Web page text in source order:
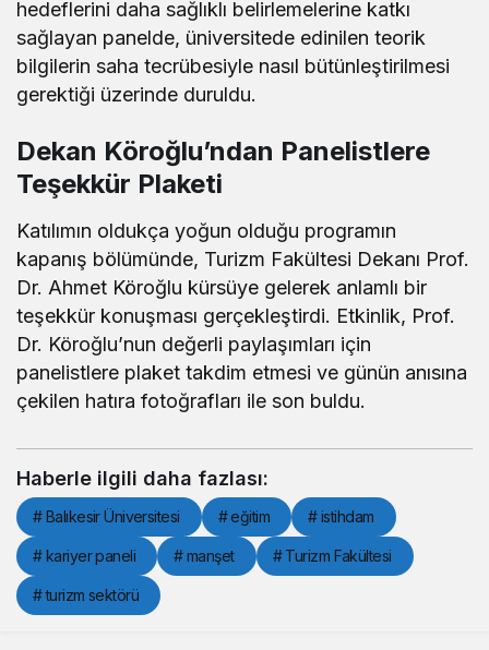
hedeflerini daha sağlıklı belirlemelerine katkı
sağlayan panelde, üniversitede edinilen teorik
bilgilerin saha tecrübesiyle nasıl bütünleştirilmesi
gerektiği üzerinde duruldu.
Dekan Köroğlu’ndan Panelistlere
Teşekkür Plaketi
Katılımın oldukça yoğun olduğu programın
kapanış bölümünde, Turizm Fakültesi Dekanı Prof.
Dr. Ahmet Köroğlu kürsüye gelerek anlamlı bir
teşekkür konuşması gerçekleştirdi. Etkinlik, Prof.
Dr. Köroğlu’nun değerli paylaşımları için
panelistlere plaket takdim etmesi ve günün anısına
çekilen hatıra fotoğrafları ile son buldu.
Haberle ilgili daha fazlası:
# Balıkesir Üniversitesi # eğitim # istihdam
# kariyer paneli # manşet # Turizm Fakültesi
# turizm sektörü